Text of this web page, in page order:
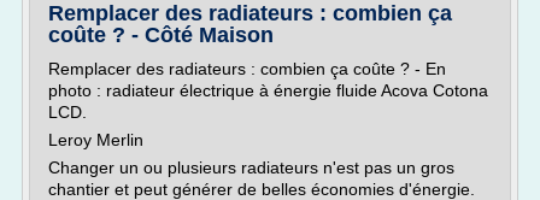
Remplacer des radiateurs : combien ça
coûte ? - Côté Maison
Remplacer des radiateurs : combien ça coûte ? - En
photo : radiateur électrique à énergie fluide Acova Cotona
LCD.
Leroy Merlin
Changer un ou plusieurs radiateurs n'est pas un gros
chantier et peut générer de belles économies d'énergie.